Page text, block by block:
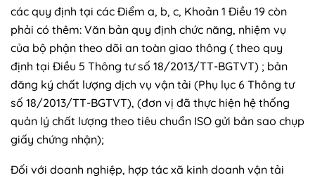
các quy định tại các Điểm a, b, c, Khoản 1 Điều 19 còn
phải có thêm: Văn bản quy định chức năng, nhiệm vụ
của bộ phận theo dõi an toàn giao thông ( theo quy
định tại Điều 5 Thông tư số 18/2013/TT-BGTVT) ; bản
đăng ký chất lượng dịch vụ vận tải (Phụ lục 6 Thông tư
số 18/2013/TT-BGTVT), (đơn vị đã thực hiện hệ thống
quản lý chất lượng theo tiêu chuẩn ISO gửi bản sao chụp
giấy chứng nhận);
Đối với doanh nghiệp, hợp tác xã kinh doanh vận tải